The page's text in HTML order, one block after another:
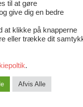
poppede quinoa og
husholdningsfilm og
i køleskabet indtil
igen. Gå nu i gang
i en lille gryde og
når den har nået
til at gøre
give dig en bedre
at klikke på knapperne
eller trække dit
.
Afvis Alle